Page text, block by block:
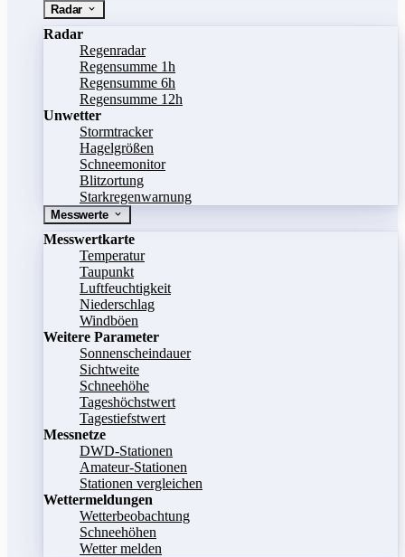
Radar
Radar
Regenradar
Regensumme 1h
Regensumme 6h
Regensumme 12h
Unwetter
Stormtracker
Hagelgrößen
Schneemonitor
Blitzortung
Starkregenwarnung
Messwerte
Messwertkarte
Temperatur
Taupunkt
Luftfeuchtigkeit
Niederschlag
Windböen
Weitere Parameter
Sonnenscheindauer
Sichtweite
Schneehöhe
Tageshöchstwert
Tagestiefstwert
Messnetze
DWD-Stationen
Amateur-Stationen
Stationen vergleichen
Wettermeldungen
Wetterbeobachtung
Schneehöhen
Wetter melden